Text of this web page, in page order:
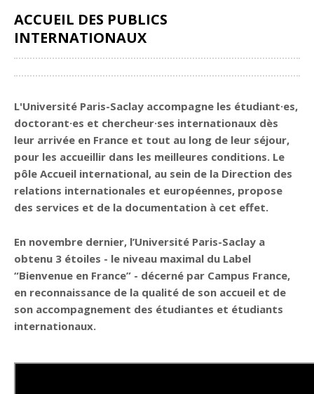
ACCUEIL DES PUBLICS
INTERNATIONAUX
L'Université Paris-Saclay accompagne les étudiant·es,
doctorant·es et chercheur·ses internationaux dès
leur arrivée en France et tout au long de leur séjour,
pour les accueillir dans les meilleures conditions. Le
pôle Accueil international, au sein de la Direction des
relations internationales et européennes, propose
des services et de la documentation à cet effet.
En novembre dernier, l’Université Paris-Saclay a
obtenu 3 étoiles - le niveau maximal du Label
“Bienvenue en France” - décerné par Campus France,
en reconnaissance de la qualité de son accueil et de
son accompagnement des étudiantes et étudiants
internationaux.